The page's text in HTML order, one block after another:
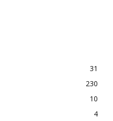
31
230
10
4